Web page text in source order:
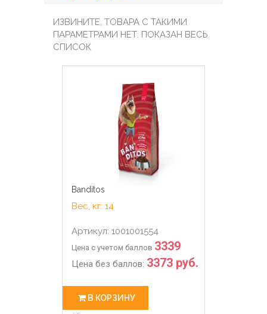
ИЗВИНИТЕ, ТОВАРА С ТАКИМИ
ПАРАМЕТРАМИ НЕТ. ПОКАЗАН ВЕСЬ
СПИСОК
Banditos
Вес, кг: 14
Артикул: 1001001554
Цена с учетом баллов 3339
Цена без баллов: 3373 руб.
В КОРЗИНУ